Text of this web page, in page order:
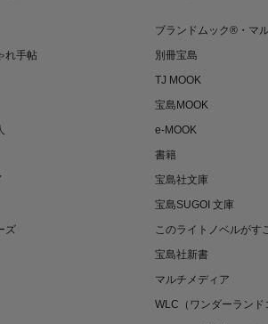
れ手帖
ズ
ブランドムック®・マ
別冊宝島
TJ MOOK
宝島MOOK
e-MOOK
書籍
宝島社文庫
宝島SUGOI 文庫
このライトノベルがす
宝島社新書
マルチメディア
WLC（ワンダーランド